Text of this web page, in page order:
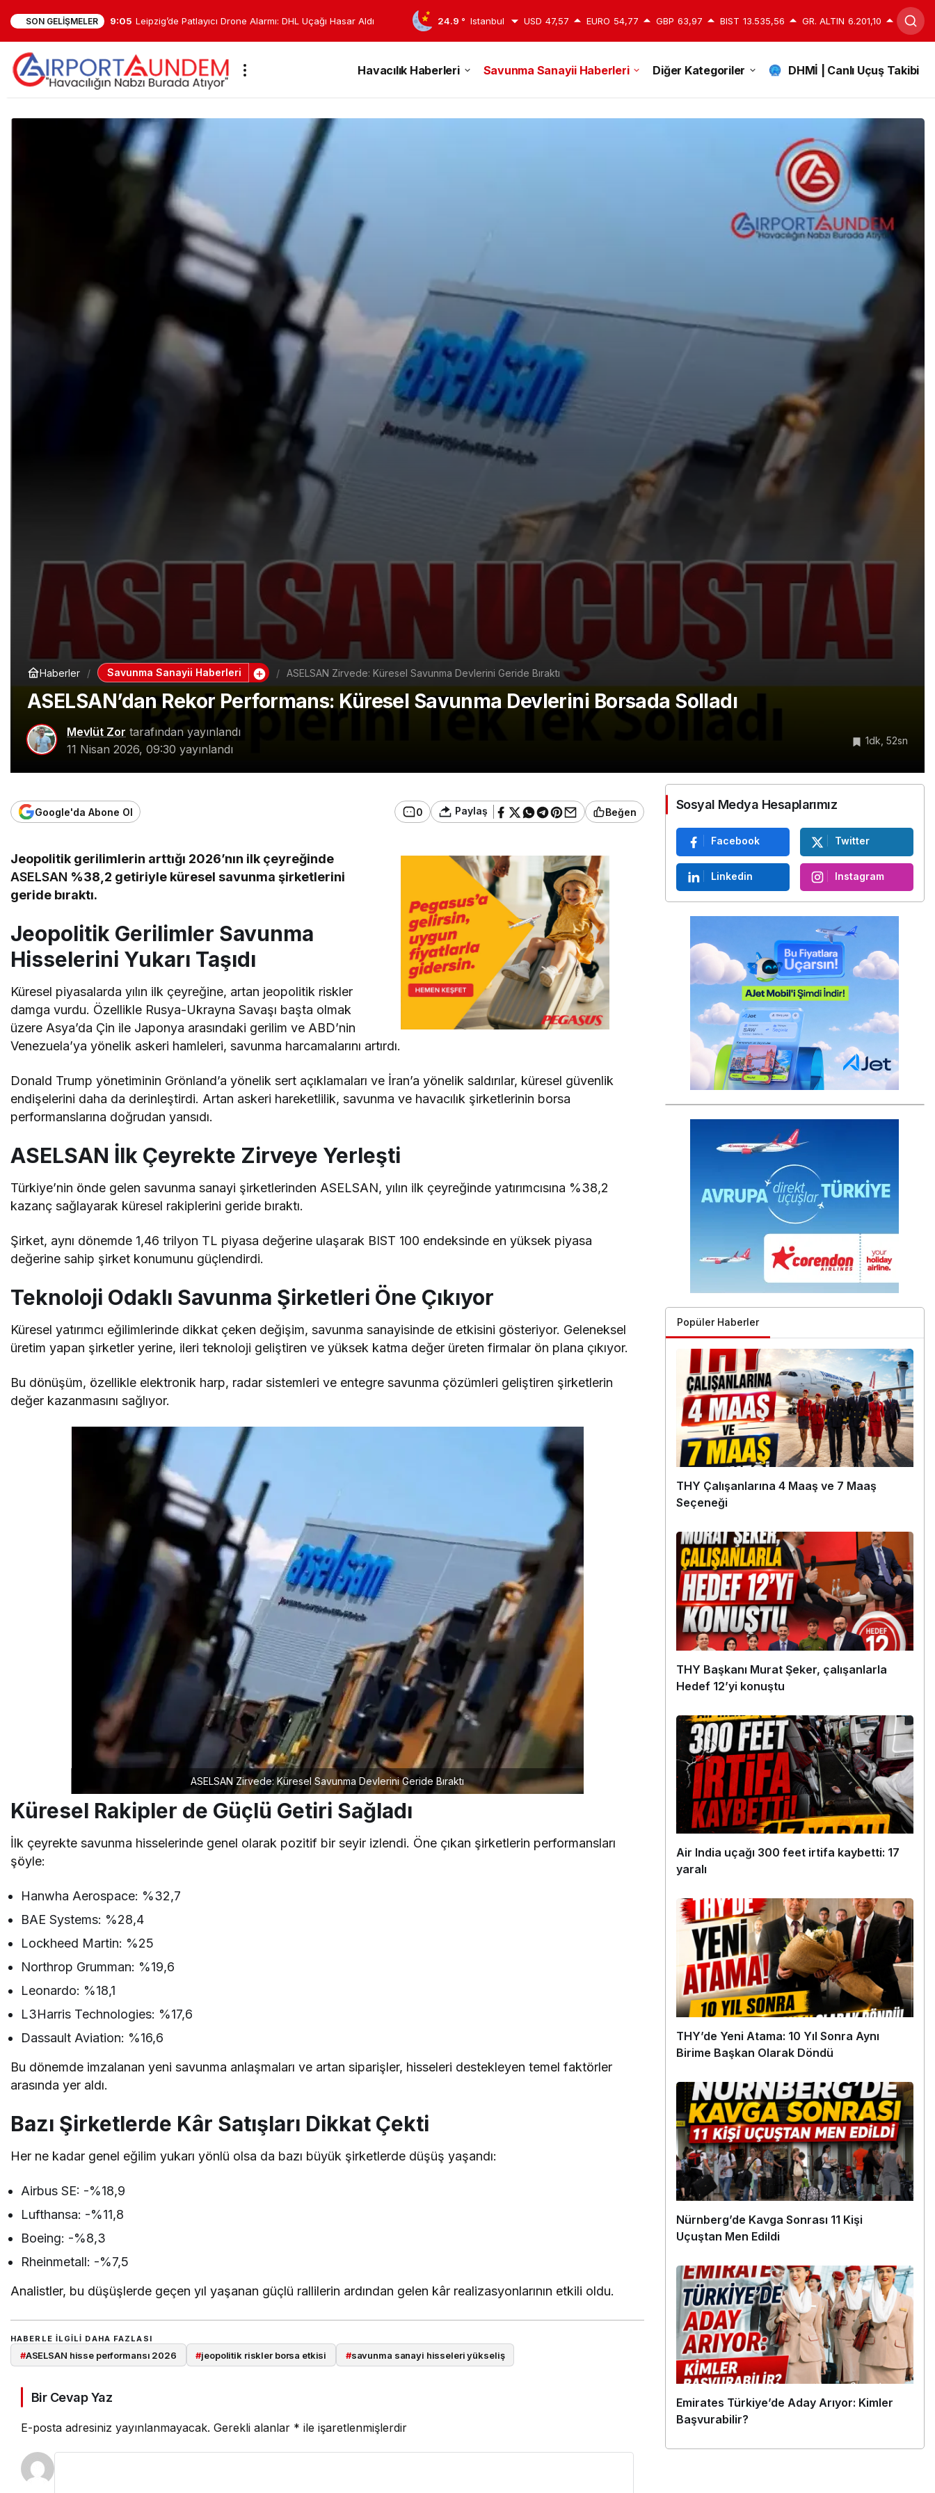
SON GELIŞMELER 9:05 Leipzig’de Patlayıcı Drone Alarmı: DHL Uçağı Hasar Aldı 24.9 ° Istanbul USD 47,57 EURO 54,77 GBP 63,97 BIST 13.535,56 GR. ALTIN 6.201,10
Havacılık Haberleri Savunma Sanayii Haberleri Diğer Kategoriler DHMİ | Canlı Uçuş Takibi
Haberler Savunma Sanayii Haberleri ASELSAN Zirvede: Küresel Savunma Devlerini Geride Bıraktı
ASELSAN’dan Rekor Performans: Küresel Savunma Devlerini Borsada Solladı
Mevlüt Zor tarafından yayınlandı
11 Nisan 2026, 09:30 yayınlandı
1dk, 52sn
Google'da Abone Ol 0 Paylaş Beğen
Jeopolitik gerilimlerin arttığı 2026’nın ilk çeyreğinde
ASELSAN %38,2 getiriyle küresel savunma şirketlerini
geride bıraktı.
Jeopolitik Gerilimler Savunma
Hisselerini Yukarı Taşıdı
Küresel piyasalarda yılın ilk çeyreğine, artan jeopolitik riskler
damga vurdu. Özellikle Rusya-Ukrayna Savaşı başta olmak
üzere Asya’da Çin ile Japonya arasındaki gerilim ve ABD’nin
Venezuela’ya yönelik askeri hamleleri, savunma harcamalarını artırdı.
Donald Trump yönetiminin Grönland’a yönelik sert açıklamaları ve İran’a yönelik saldırılar, küresel güvenlik
endişelerini daha da derinleştirdi. Artan askeri hareketlilik, savunma ve havacılık şirketlerinin borsa
performanslarına doğrudan yansıdı.
ASELSAN İlk Çeyrekte Zirveye Yerleşti
Türkiye’nin önde gelen savunma sanayi şirketlerinden ASELSAN, yılın ilk çeyreğinde yatırımcısına %38,2
kazanç sağlayarak küresel rakiplerini geride bıraktı.
Şirket, aynı dönemde 1,46 trilyon TL piyasa değerine ulaşarak BIST 100 endeksinde en yüksek piyasa
değerine sahip şirket konumunu güçlendirdi.
Teknoloji Odaklı Savunma Şirketleri Öne Çıkıyor
Küresel yatırımcı eğilimlerinde dikkat çeken değişim, savunma sanayisinde de etkisini gösteriyor. Geleneksel
üretim yapan şirketler yerine, ileri teknoloji geliştiren ve yüksek katma değer üreten firmalar ön plana çıkıyor.
Bu dönüşüm, özellikle elektronik harp, radar sistemleri ve entegre savunma çözümleri geliştiren şirketlerin
değer kazanmasını sağlıyor.
ASELSAN Zirvede: Küresel Savunma Devlerini Geride Bıraktı
Küresel Rakipler de Güçlü Getiri Sağladı
İlk çeyrekte savunma hisselerinde genel olarak pozitif bir seyir izlendi. Öne çıkan şirketlerin performansları
şöyle:
Hanwha Aerospace: %32,7
BAE Systems: %28,4
Lockheed Martin: %25
Northrop Grumman: %19,6
Leonardo: %18,1
L3Harris Technologies: %17,6
Dassault Aviation: %16,6
Bu dönemde imzalanan yeni savunma anlaşmaları ve artan siparişler, hisseleri destekleyen temel faktörler
arasında yer aldı.
Bazı Şirketlerde Kâr Satışları Dikkat Çekti
Her ne kadar genel eğilim yukarı yönlü olsa da bazı büyük şirketlerde düşüş yaşandı:
Airbus SE: -%18,9
Lufthansa: -%11,8
Boeing: -%8,3
Rheinmetall: -%7,5
Analistler, bu düşüşlerde geçen yıl yaşanan güçlü rallilerin ardından gelen kâr realizasyonlarının etkili oldu.
HABERLE ILGILI DAHA FAZLASI
#ASELSAN hisse performansı 2026 #jeopolitik riskler borsa etkisi #savunma sanayi hisseleri yükseliş
Bir Cevap Yaz
E-posta adresiniz yayınlanmayacak. Gerekli alanlar * ile işaretlenmişlerdir
Sosyal Medya Hesaplarımız
Facebook Twitter
Linkedin Instagram
Popüler Haberler
THY Çalışanlarına 4 Maaş ve 7 Maaş
Seçeneği
THY Başkanı Murat Şeker, çalışanlarla
Hedef 12’yi konuştu
Air India uçağı 300 feet irtifa kaybetti: 17
yaralı
THY’de Yeni Atama: 10 Yıl Sonra Aynı
Birime Başkan Olarak Döndü
Nürnberg’de Kavga Sonrası 11 Kişi
Uçuştan Men Edildi
Emirates Türkiye’de Aday Arıyor: Kimler
Başvurabilir?